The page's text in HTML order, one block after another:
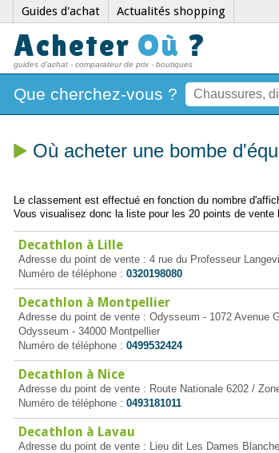
Guides d'achat Actualités shopping
Acheter Où ?
guides d'achat - comparateur de prix - boutiques
Que cherchez-vous ?
Où acheter une bombe
Le classement est effectué en fonction du nombre
Vous visualisez donc la liste pour les 20 points de
Decathlon à Lille
Adresse du point de vente : 4 rue du Professeur
Numéro de téléphone : 0320198080
Decathlon à Montpellier
Adresse du point de vente : Odysseum - 1072 Avenue
Odysseum - 34000 Montpellier
Numéro de téléphone : 0499532424
Decathlon à Nice
Adresse du point de vente : Route Nationale 6202 /
Numéro de téléphone : 0493181011
Decathlon à Lavau
Adresse du point de vente : Lieu dit Les Dames